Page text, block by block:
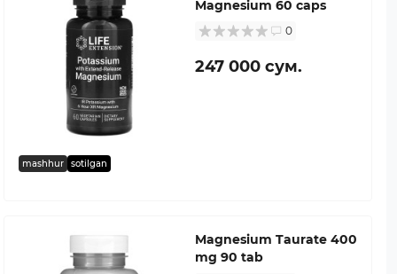
mashhur sotilgan
Magnesium 60 caps
0
247 000 сум.
Magnesium Taurate 400
mg 90 tab